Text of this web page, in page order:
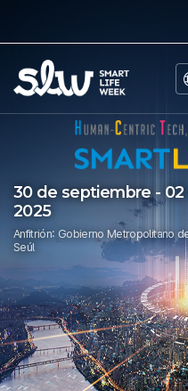
30 de septiembre -
2025
Anfitrión: Gobierno Metropolitano
Seúl